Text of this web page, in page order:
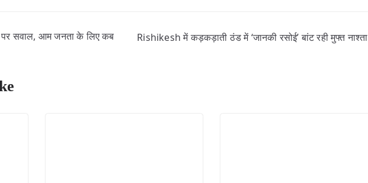
सवाल, आम जनता के लिए कब Rishikesh में कड़कड़ाती ठंड में ‘जानकी रसोई’ बांट रही मुफ्त नाश्ता